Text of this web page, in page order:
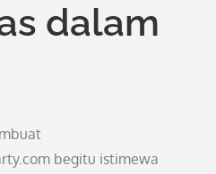
dalam
begitu istimewa